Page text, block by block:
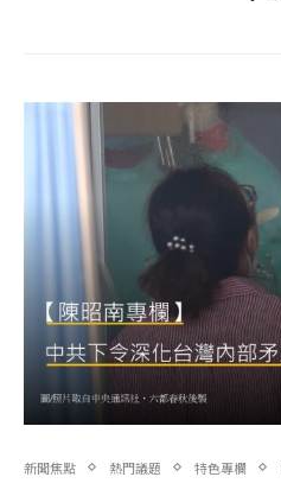
新聞焦點 熱門議題 特色專欄